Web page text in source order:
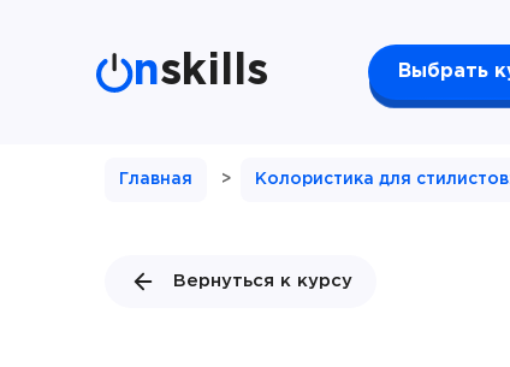
nskills Выбрать
Главная > Колористика для
Вернуться к курсу